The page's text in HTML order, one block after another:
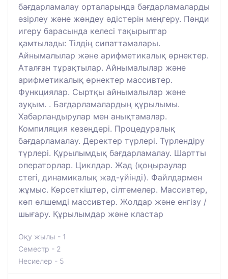
бағдарламалау орталарында бағдарламаларды
әзірлеу және жөндеу әдістерін меңгеру. Пәнди
игеру барасында келесі тақырыптар
қамтылады: Тілдің сипаттамалары.
Айнымалылар және арифметикалық өрнектер.
Аталған тұрақтылар. Айнымалылар және
арифметикалық өрнектер массивтер.
Функциялар. Сыртқы айнымалылар және
ауқым. . Бағдарламалардың құрылымы.
Хабарландырулар мен анықтамалар.
Компиляция кезеңдері. Процедуралық
бағдарламалау. Деректер түрлері. Түрлендіру
түрлері. Құрылымдық бағдарламалау. Шартты
операторлар. Циклдар. Жад (қоңыраулар
стегі, динамикалық жад-үйінді). Файлдармен
жұмыс. Көрсеткіштер, сілтемелер. Массивтер,
көп өлшемді массивтер. Жолдар және енгізу /
шығару. Құрылымдар және кластар
Оқу жылы - 1
Семестр - 2
Несиелер - 5